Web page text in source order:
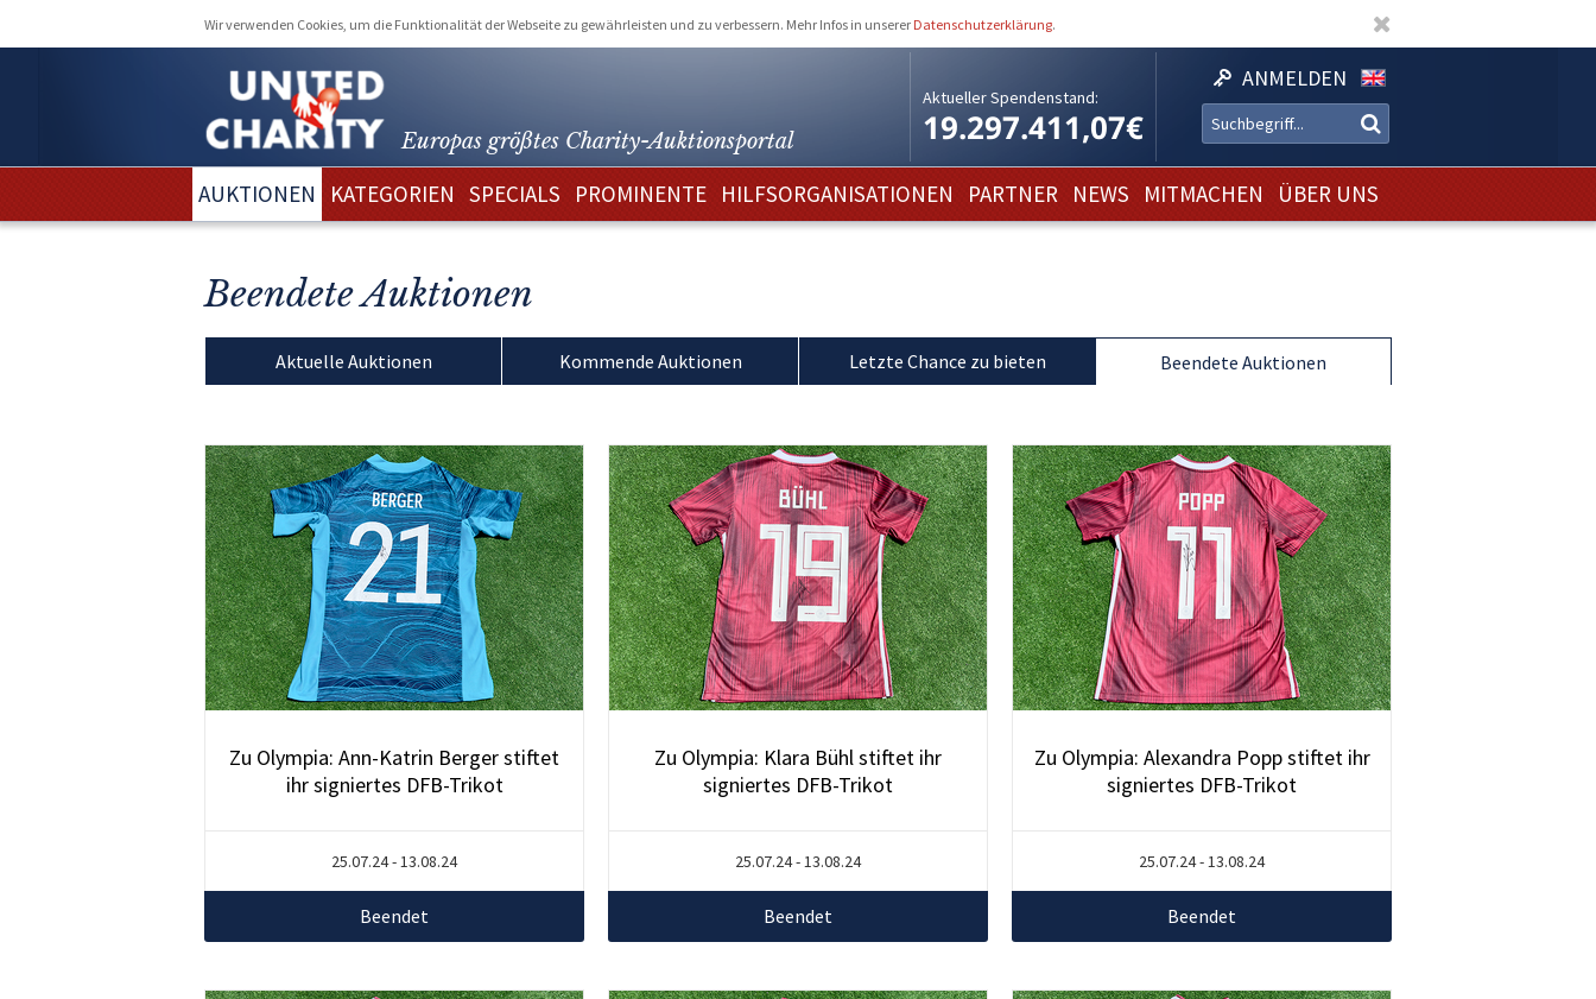
Wir verwenden Cookies, um die Funktionalität der Webseite zu gewährleisten und zu verbessern. Mehr Infos in unserer Datenschutzerklärung.
Europas größtes Charity-Auktionsportal
Aktueller Spendenstand:
19.297.411,07€
ANMELDEN
AUKTIONEN KATEGORIEN SPECIALS PROMINENTE HILFSORGANISATIONEN PARTNER NEWS MITMACHEN ÜBER UNS
Beendete Auktionen
Aktuelle Auktionen Kommende Auktionen Letzte Chance zu bieten Beendete Auktionen
Zu Olympia: Ann-Katrin Berger stiftet
ihr signiertes DFB-Trikot
25.07.24 - 13.08.24
Beendet
Zu Olympia: Klara Bühl stiftet ihr
signiertes DFB-Trikot
25.07.24 - 13.08.24
Beendet
Zu Olympia: Alexandra Popp stiftet ihr
signiertes DFB-Trikot
25.07.24 - 13.08.24
Beendet